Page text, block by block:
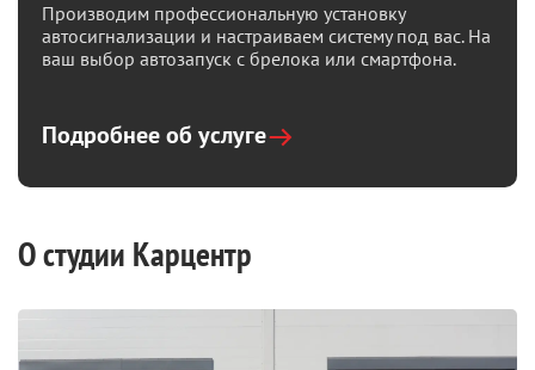
Производим профессиональную установку
автосигнализации и настраиваем систему под вас. На
ваш выбор автозапуск с брелока или смартфона.
Подробнее об услуге
О студии Карцентр